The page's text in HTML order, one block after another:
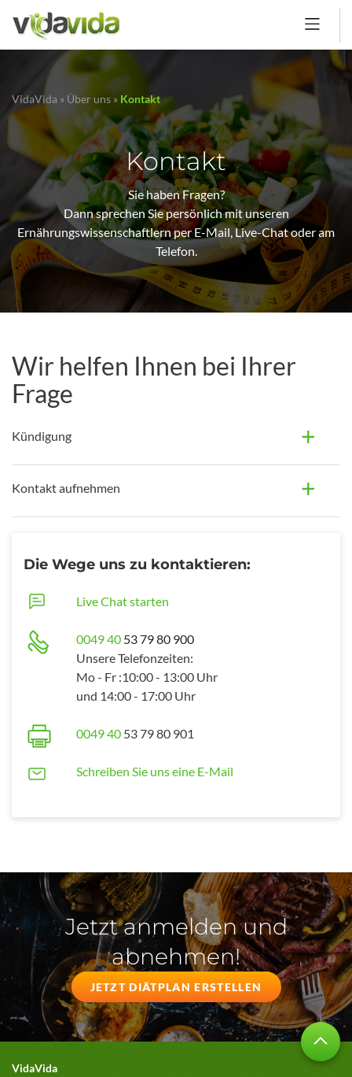
VidaVida » Über uns » Kontakt
Kontakt
Sie haben Fragen?
Dann sprechen Sie persönlich mit unseren
Ernährungswissenschaftlern per E-Mail, Live-Chat oder am
Telefon.
Wir helfen Ihnen bei Ihrer
Frage
Kündigung
Kontakt aufnehmen
Die Wege uns zu kontaktieren:
Live Chat starten
0049 40 53 79 80 900
Unsere Telefonzeiten:
Mo - Fr :10:00 - 13:00 Uhr
und 14:00 - 17:00 Uhr
0049 4053 79 80 901
Schreiben Sie uns eine E-Mail
Jetzt anmelden und
abnehmen!
JETZT DIÄTPLAN ERSTELLEN
VidaVida